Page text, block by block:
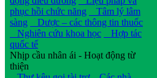
phục hồi chức năng
Tâm lý lâm
sàng
Dược – các thông tin thuốc
Nghiên cứu khoa học
Hợp tác
quốc tế
Nhịp cầu nhân ái - Hoạt động từ
thiện